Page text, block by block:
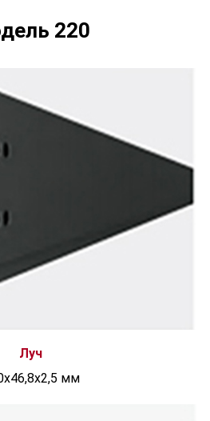
220
Луч
мм